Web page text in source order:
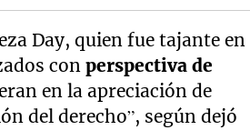
Day, quien fue tajante en
conperspectiva de
en la apreciación de
del derecho”, según dejó